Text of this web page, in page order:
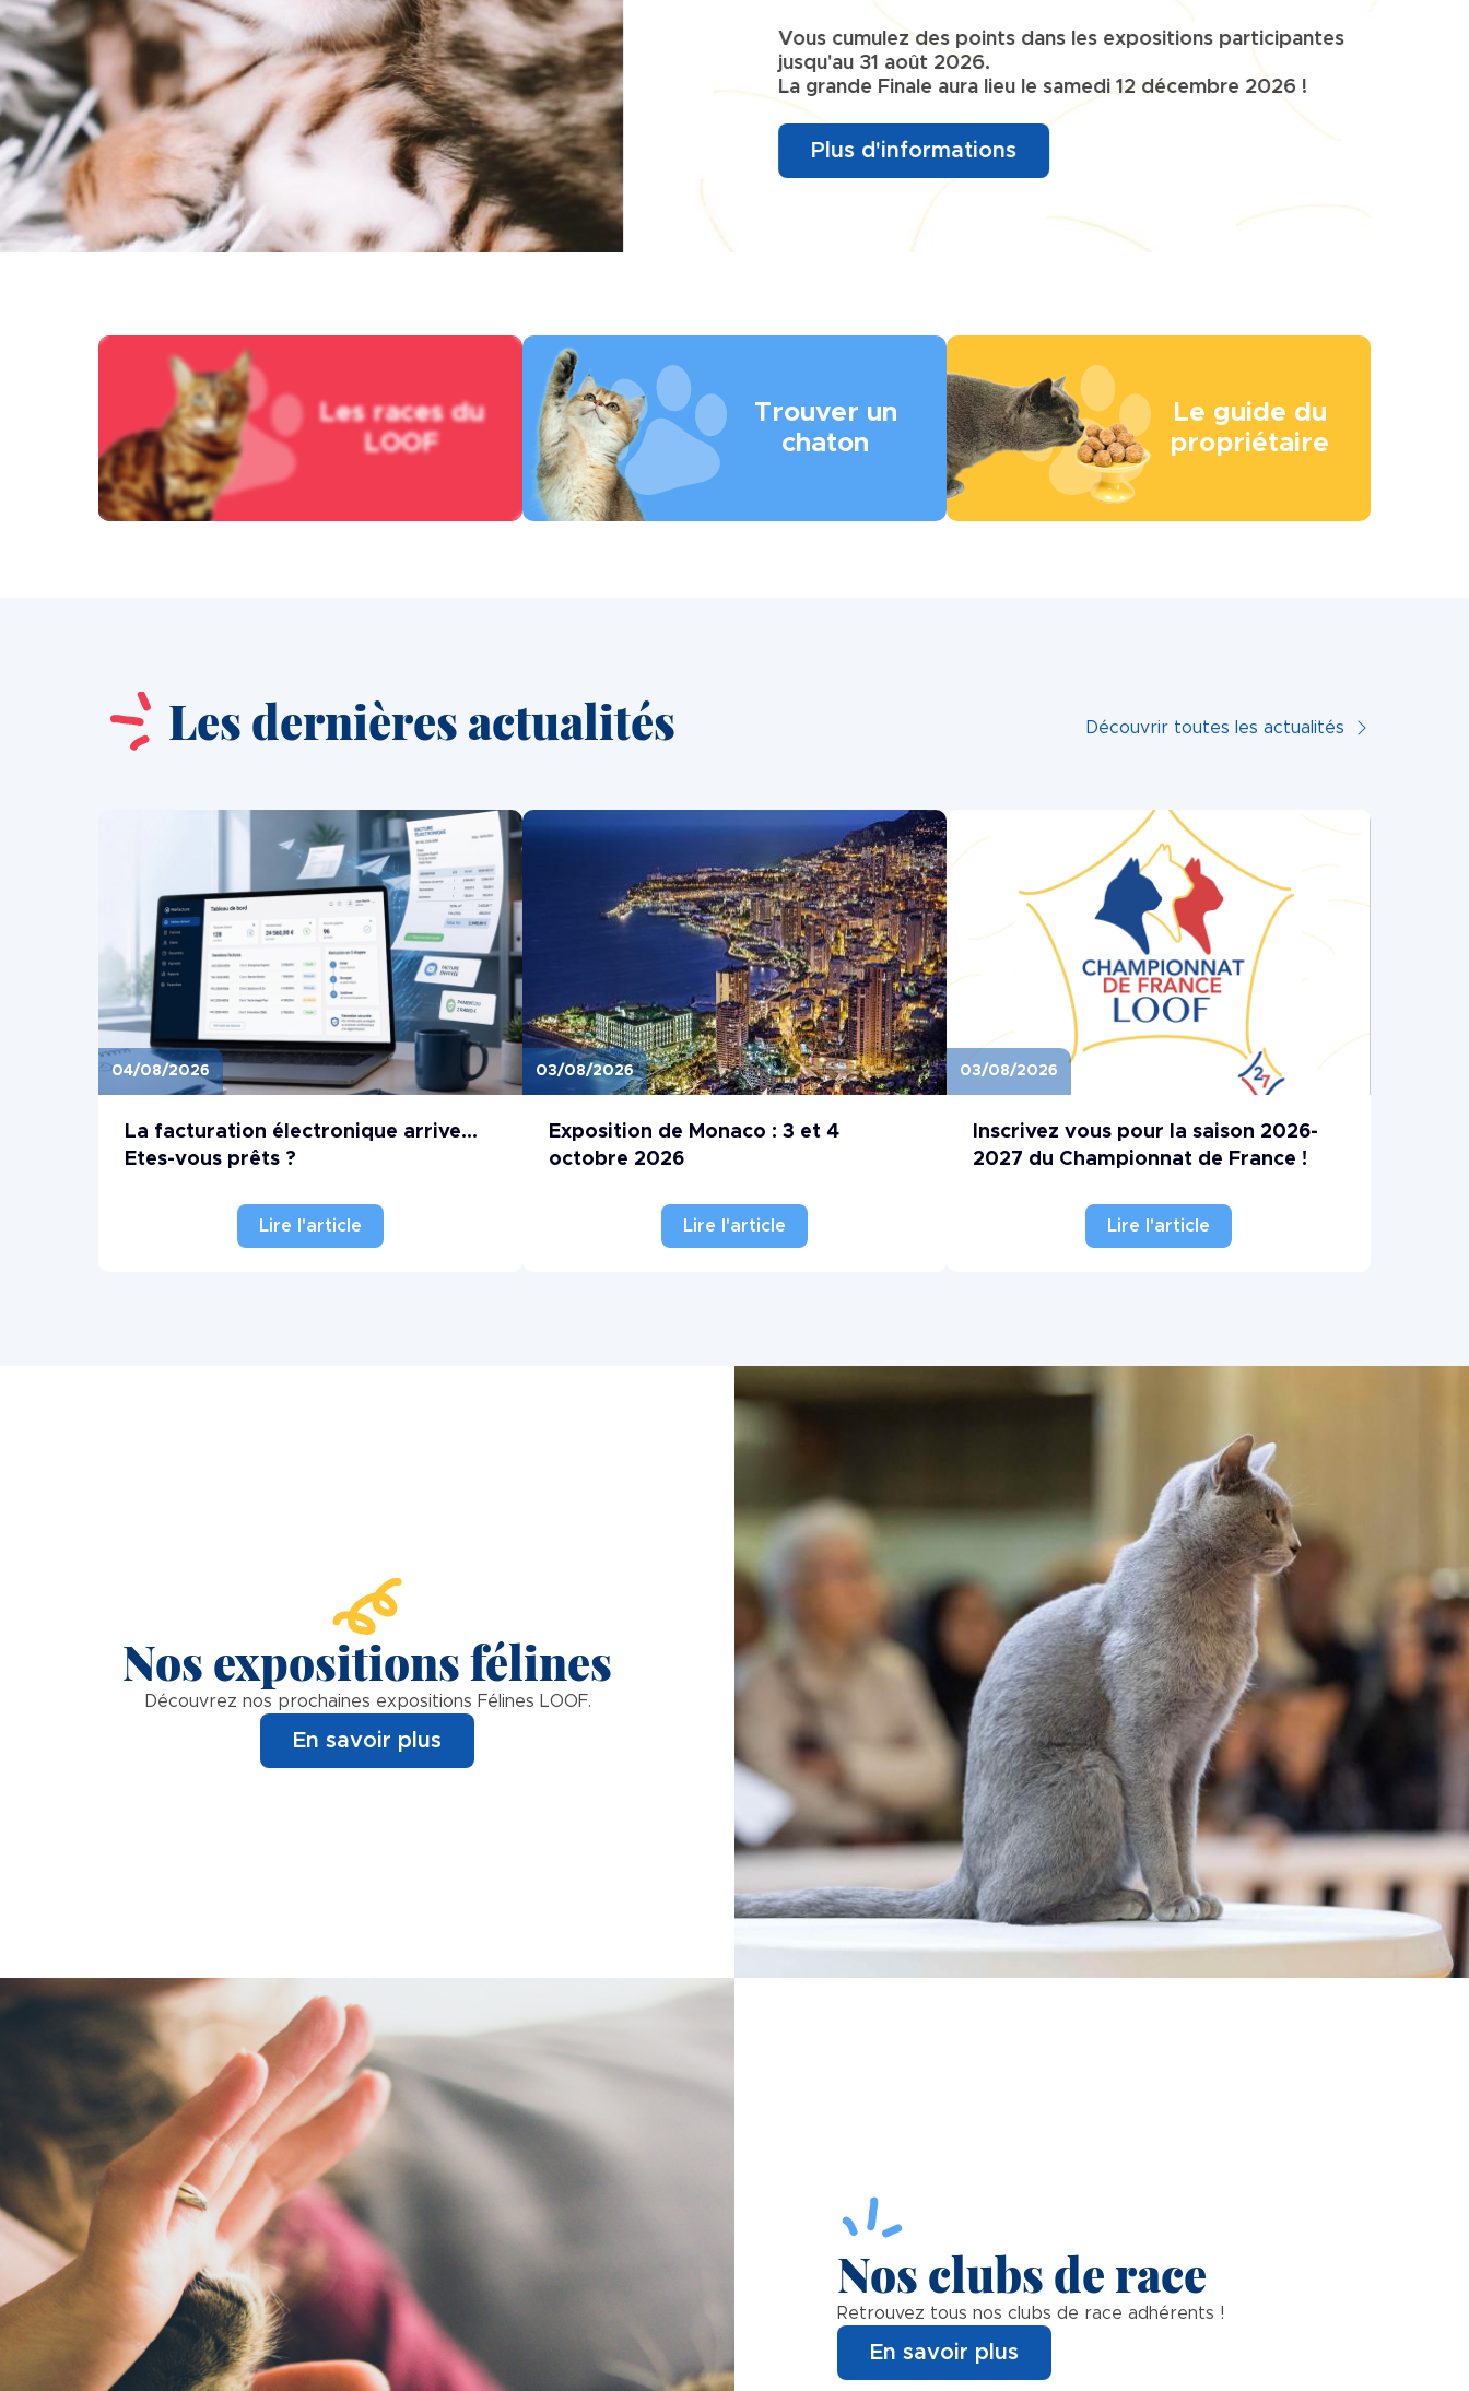
Vous cumulez des points dans les expositions participantes
jusqu'au 31 août 2026.
La grande Finale aura lieu le samedi 12 décembre 2026 !
Plus d'informations
Les races du
LOOF
Image
Trouver un
chaton
Image
Le guide du
propriétaire
Image
Les dernières actualités Découvrir toutes les actualités
04/08/2026
La facturation électronique arrive...
Etes-vous prêts ?
Lire l'article
03/08/2026
Exposition de Monaco : 3 et 4
octobre 2026
Lire l'article
03/08/2026
Inscrivez vous pour la saison 2026-
2027 du Championnat de France !
Lire l'article
Nos expositions félines
Découvrez nos prochaines expositions Félines LOOF.
En savoir plus
Nos clubs de race
Retrouvez tous nos clubs de race adhérents !
En savoir plus